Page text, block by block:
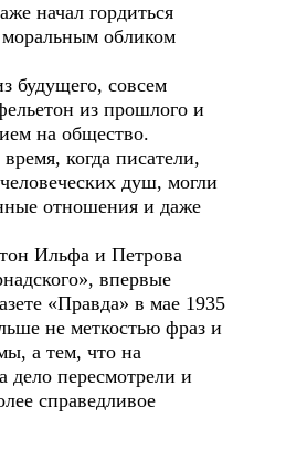
начал гордиться
обликом
будущего, совсем
из прошлого и
на общество.
когда писатели,
душ, могли
отношения и даже
Ильфа и Петрова
впервые
«Правда» в мае 1935
не меткостью фраз и
а тем, что на
дело пересмотрели и
справедливое